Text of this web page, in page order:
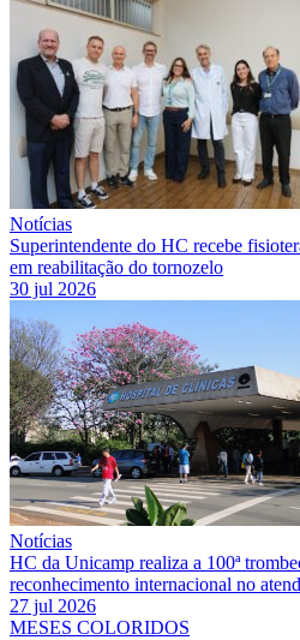
Notícias
Superintendente do HC recebe
em reabilitação do tornozelo
30 jul 2026
Notícias
HC da Unicamp realiza a 100ª
reconhecimento internacional no
27 jul 2026
MESES COLORIDOS